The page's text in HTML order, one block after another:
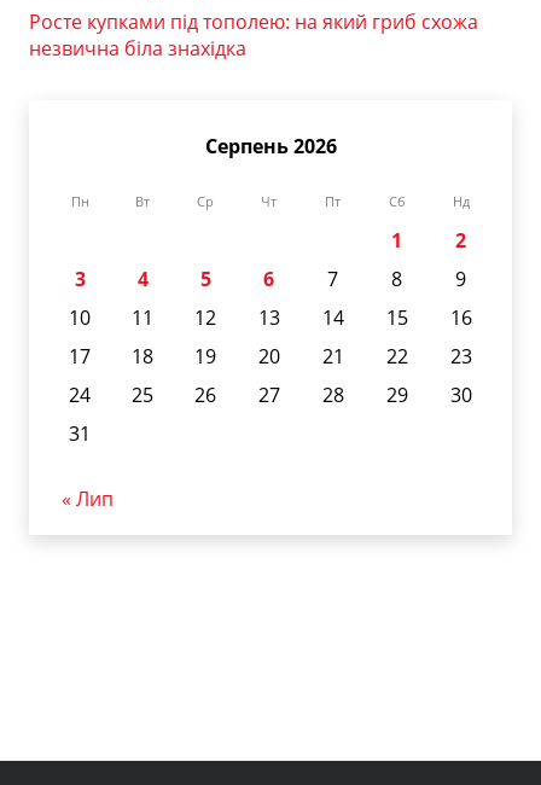
Росте купками під тополею: на який гриб схожа
незвична біла знахідка
Серпень 2026
Пн Вт Ср Чт Пт Сб Нд
1
2
3
4 5 6 7 8
9
10
11 12 13 14 15
16
17
18 19 20 21 22
23
24
25 26 27 28 29
30
31
« Лип